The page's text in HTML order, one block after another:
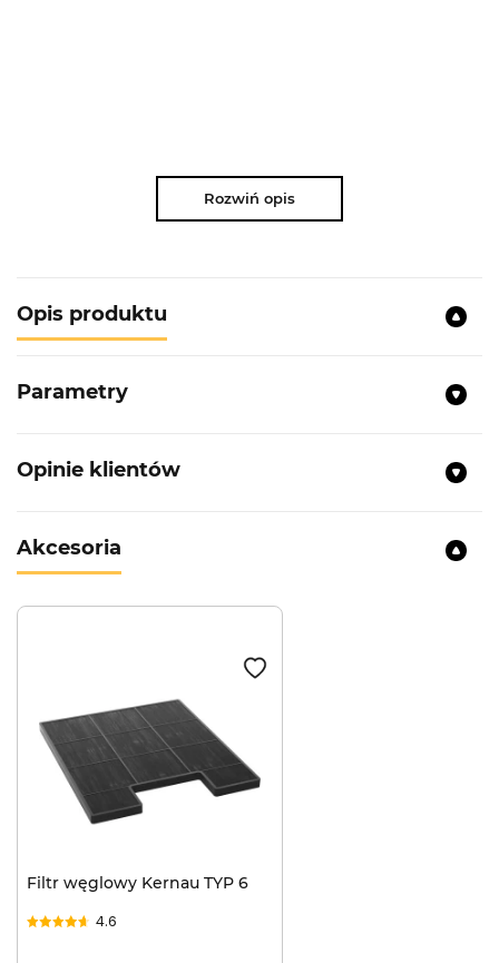
Rozwiń opis
Opis produktu
Parametry
Opinie klientów
Akcesoria
Filtr węglowy Kernau TYP 6
4.6